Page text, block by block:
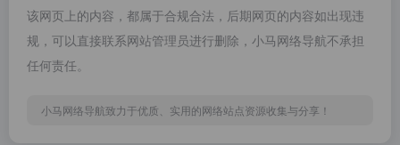
该网页上的内容，都属于合规合法，后期网页的内容如出现违
规，可以直接联系网站管理员进行删除，小马网络导航不承担
任何责任。
小马网络导航致力于优质、实用的网络站点资源收集与分享！